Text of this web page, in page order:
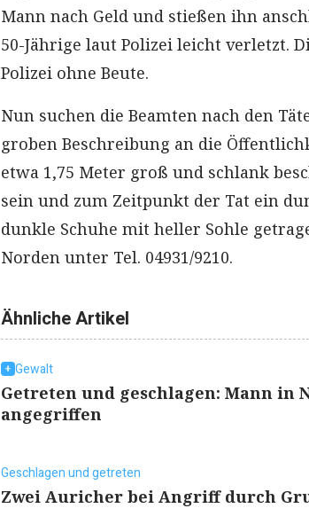
Mann nach Geld und stießen ihn
50-Jährige laut Polizei leicht verletzt.
Polizei ohne Beute.
Nun suchen die Beamten nach den
groben Beschreibung an die
etwa 1,75 Meter groß und schlank
sein und zum Zeitpunkt der Tat ein
dunkle Schuhe mit heller Sohle
Norden unter Tel. 04931/9210.
Ähnliche Artikel
Gewalt
Getreten und geschlagen: Mann in
angegriffen
Geschlagen und getreten
Zwei Auricher bei Angriff durch